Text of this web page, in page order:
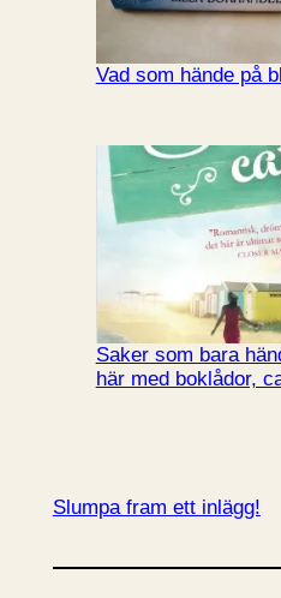
Vad som hände på
Saker som bara
här med boklådor,
Slumpa fram ett inlägg!